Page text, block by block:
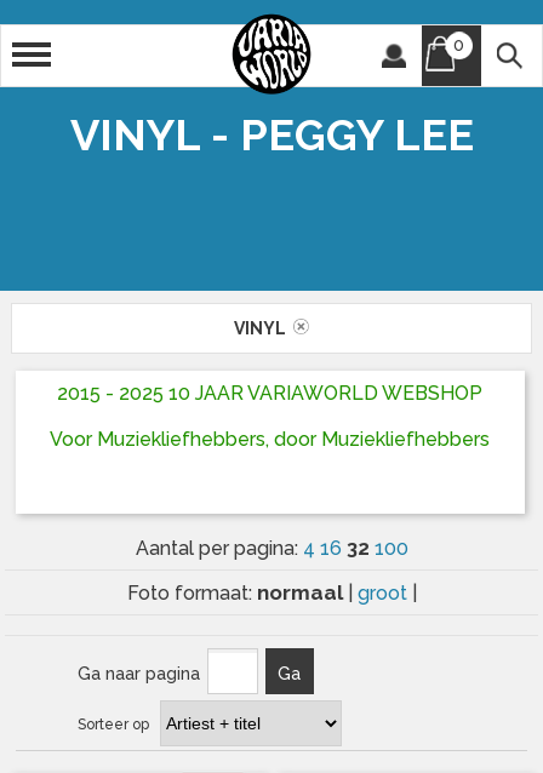
0
VINYL - PEGGY LEE
VINYL
2015 - 2025 10 JAAR VARIAWORLD WEBSHOP
Voor Muziekliefhebbers, door Muziekliefhebbers
Aantal per pagina: 4 16 32 100
Foto formaat: normaal groot
Ga naar pagina Ga
Sorteer op